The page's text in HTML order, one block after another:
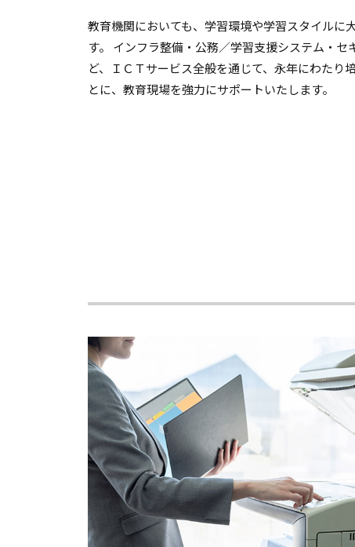
教育機関においても、学習環境や学習スタイルに
す。 インフラ整備・公務／学習支援システム・
ど、ＩＣＴサービス全般を通じて、永年にわたり
とに、教育現場を強力にサポートいたします。